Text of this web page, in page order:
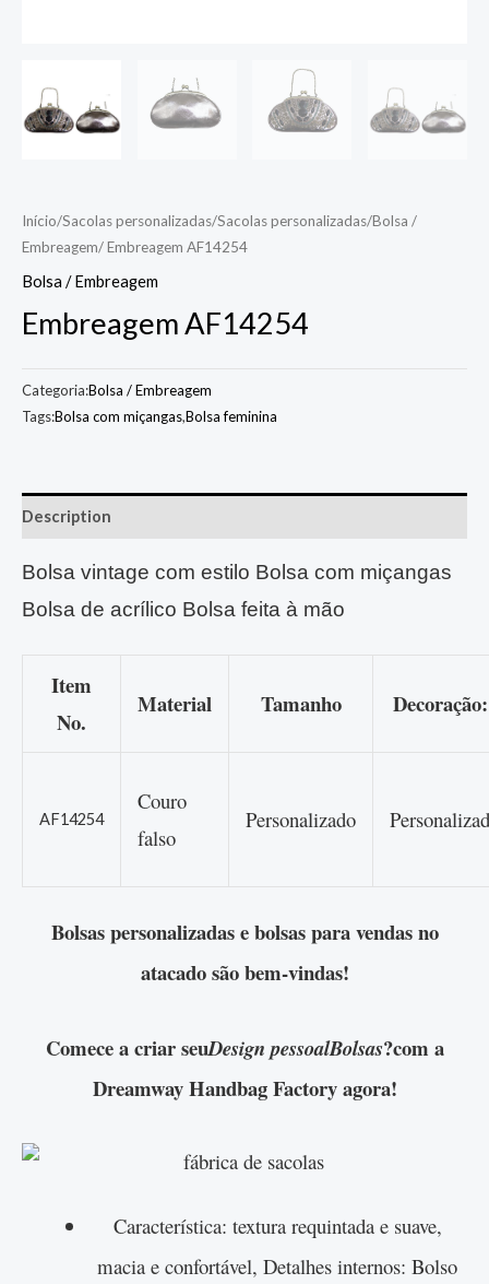
Início/Sacolas personalizadas/Sacolas personalizadas/Bolsa /
Embreagem/ Embreagem AF14254
Bolsa / Embreagem
Embreagem AF14254
Categoria:Bolsa / Embreagem
Tags:Bolsa com miçangas,Bolsa feminina
Description
Bolsa vintage com estilo Bolsa com miçangas
Bolsa de acrílico Bolsa feita à mão
Item
No.
Material Tamanho
AF14254
Couro
falso
Personalizado
Bolsas personalizadas e bolsas para vendas no
atacado são bem-vindas!
Comece a criar seuDesign pessoalBolsas?com a
Dreamway Handbag Factory agora!
Característica: textura requintada e suave,
macia e confortável, Detalhes internos: Bolso